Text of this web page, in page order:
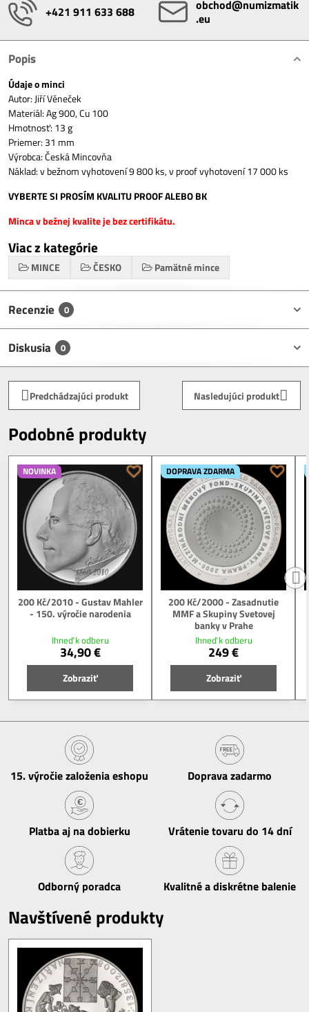
+421 911 633 688
obchod​@numizmatik​
.eu
Popis
Údaje o minci
Autor: Jiří Věneček
Materiál: Ag 900, Cu 100
Hmotnosť: 13 g
Priemer: 31 mm
Výrobca: Česká Mincovňa
Náklad: v bežnom vyhotovení 9 800 ks, v proof vyhotovení 17 000 ks
VYBERTE SI PROSÍM KVALITU PROOF ALEBO BK
Minca v bežnej kvalite je bez certifikátu.
Viac z kategórie
MINCE ČESKO Pamätné mince
Recenzie 0
Diskusia 0
Predchádzajúci produkt Nasledujúci produkt
Podobné produkty
NOVINKA
200 Kč/2010 - Gustav Mahler
- 150. výročie narodenia
Ihneď k odberu
34,90 €
Zobraziť
DOPRAVA ZDARMA
200 Kč/2000 - Zasadnutie
MMF a Skupiny Svetovej
banky v Prahe
Ihneď k odberu
249 €
Zobraziť
15​. výročie založenia eshopu Doprava zadarmo
Platba aj na dobierku Vrátenie tovaru do 14 dní
Odborný poradca Kvalitné a diskrétne balenie
Navštívené produkty